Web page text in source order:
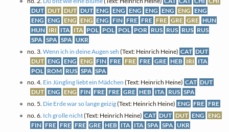
DUT DUT DUT DUT ENG ENG ENG ENG ENG ENG ENG
ENG ENG ENG ENG ENG FIN FRE FRE FRE GRE GRE HUN
HUN IRI ITA ITA POL POL POL POR RUS RUS RUS RUS
SPA SPA SPA UKR
no. 3. Wenn ich in deine Augen seh (Text: Heinrich Heine) CAT DUT
DUT ENG ENG ENG FIN FRE FRE FRE GRE HEB IRI ITA
POL ROM RUS SPA SPA
no. 4. Ein Jüngling liebt ein Mädchen (Text: Heinrich Heine) CAT DUT
DUT ENG ENG FIN FRE FRE GRE HEB ITA RUS SPA
no. 5. Die Erde war so lange geizig(Text: Heinrich Heine) ENG FRE FRE
no. 6. Ich grolle nicht(Text: Heinrich Heine) CAT DUT DUT ENG ENG
FIN FRE FRE FRE GRE HEB ITA ITA SPA SPA UKR